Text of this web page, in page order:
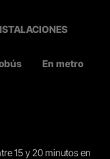
En metro
15 y 20 minutos en